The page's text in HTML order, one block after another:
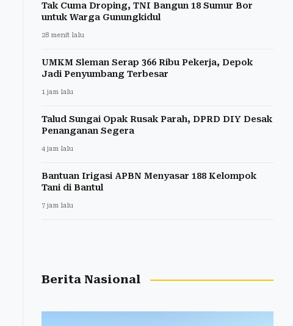
Tak Cuma Droping, TNI Bangun 18 Sumur Bor
untuk Warga Gunungkidul
28 menit lalu
UMKM Sleman Serap 366 Ribu Pekerja, Depok
Jadi Penyumbang Terbesar
1 jam lalu
Talud Sungai Opak Rusak Parah, DPRD DIY Desak
Penanganan Segera
4 jam lalu
Bantuan Irigasi APBN Menyasar 188 Kelompok
Tani di Bantul
7 jam lalu
Berita Nasional